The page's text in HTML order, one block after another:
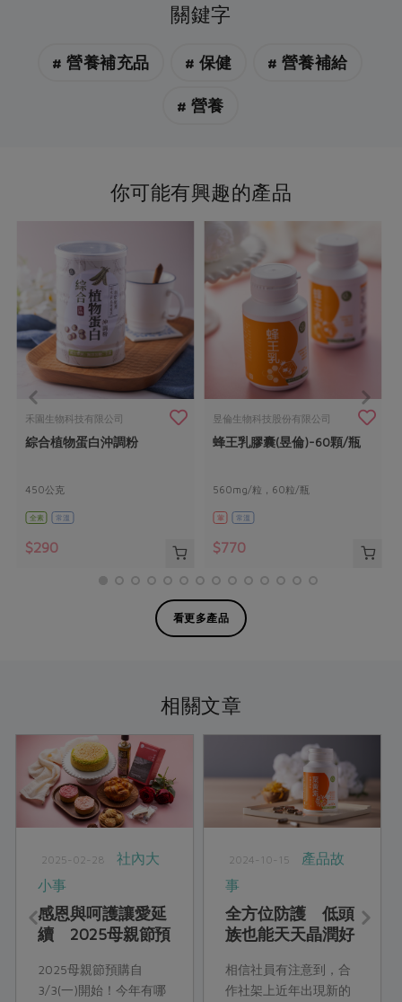
關鍵字
# 營養補充品 # 保健 # 營養補給
# 營養
你可能有興趣的產品
禾園生物科技有限公司
綜合植物蛋白沖調粉
450公克
全素 常溫
$290
昱倫生物科技股份有限公司
蜂王乳膠囊(昱倫)-60顆/瓶
560mg/粒，60粒/瓶
葷 常溫
$770
看更多產品
相關文章
2025-02-28
社內大
小事
感恩與呵護讓愛延
續 2025母親節預
2025母親節預購自
3/3(一)開始！今年有哪
2024-10-15
產品故
事
全方位防護 低頭
族也能天天晶潤好
相信社員有注意到，合
作社架上近年出現新的